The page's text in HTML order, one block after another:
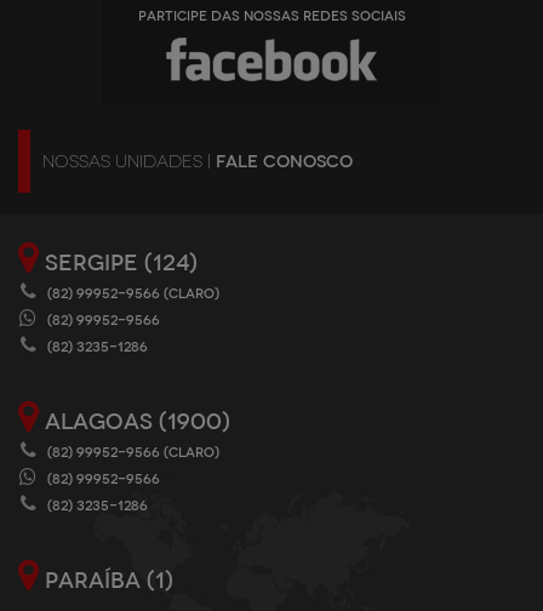
PARTICIPE DAS NOSSAS REDES SOCIAIS
NOSSAS UNIDADES | FALE CONOSCO
SERGIPE (124)
(82) 99952-9566 (CLARO)
(82) 99952-9566
(82) 3235-1286
ALAGOAS (1900)
(82) 99952-9566 (CLARO)
(82) 99952-9566
(82) 3235-1286
PARAÍBA (1)